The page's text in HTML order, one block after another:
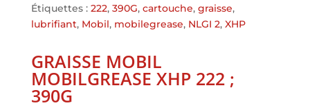
Étiquettes : 222, 390G, cartouche, graisse,
lubrifiant, Mobil, mobilegrease, NLGI 2, XHP
GRAISSE MOBIL
MOBILGREASE XHP 222 ;
390G